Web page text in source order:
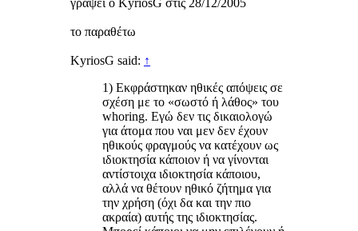
γράψει o KyriosG στις 28/12/2005
το παραθέτω
KyriosG said: ↑
1) Εκφράστηκαν ηθικές απόψεις σε
σχέση με το «σωστό ή λάθος» του
whoring. Εγώ δεν τις δικαιολογώ
για άτομα που ναι μεν δεν έχουν
ηθικούς φραγμούς να κατέχουν ως
ιδιοκτησία κάποιον ή να γίνονται
αντίστοιχα ιδιoκτησία κάποιου,
αλλά να θέτουν ηθικό ζήτημα για
την χρήση (όχι δα και την πιο
ακραία) αυτής της ιδιοκτησίας.